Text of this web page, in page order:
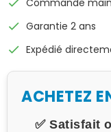
check Garantie 2 ans
check Expédié
ACHETEZ
✅ Satisfait